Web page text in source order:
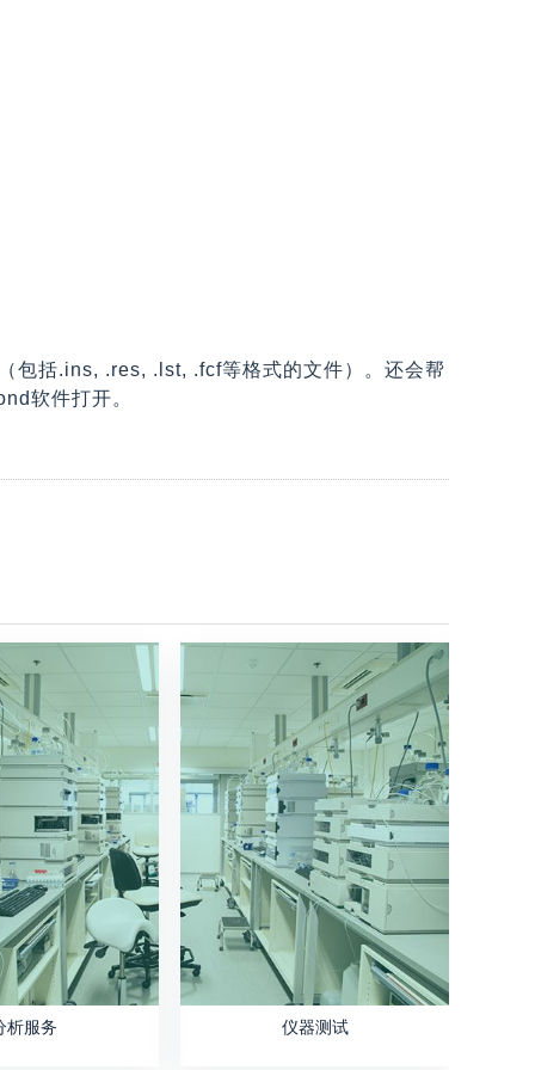
包括.ins, .res, .lst, .fcf等格式的文件）。还会帮
软件打开。
析服务 仪器测试